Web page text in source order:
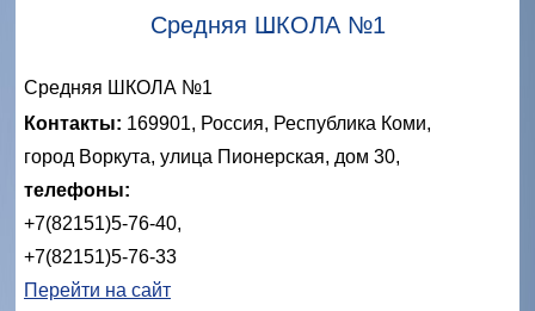
Средняя ШКОЛА №1
Средняя ШКОЛА №1
Контакты: 169901, Россия, Республика Коми,
город Воркута, улица Пионерская, дом 30,
телефоны:
+7(82151)5-76-40,
+7(82151)5-76-33
Перейти на сайт